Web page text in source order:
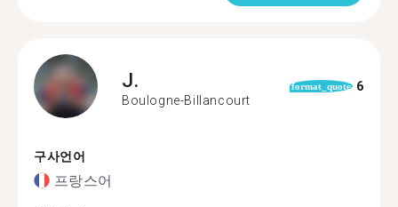
J.
Boulogne-Billancourt
format_quote 6
구사언어
프랑스어